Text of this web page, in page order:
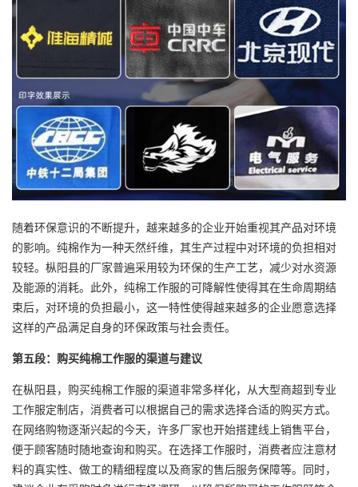
随着环保意识的不断提升，越来越多的企业开始重视其产品对环境
的影响。纯棉作为一种天然纤维，其生产过程中对环境的负担相对
较轻。枞阳县的厂家普遍采用较为环保的生产工艺，减少对水资源
及能源的消耗。此外，纯棉工作服的可降解性使得其在生命周期结
束后，对环境的负担最小，这一特性使得越来越多的企业愿意选择
这样的产品满足自身的环保政策与社会责任。
第五段：购买纯棉工作服的渠道与建议
在枞阳县，购买纯棉工作服的渠道非常多样化，从大型商超到专业
工作服定制店，消费者可以根据自己的需求选择合适的购买方式。
在网络购物逐渐兴起的今天，许多厂家也开始搭建线上销售平台，
便于顾客随时随地查询和购买。在选择工作服时，消费者应注意材
料的真实性、做工的精细程度以及商家的售后服务保障等。同时，